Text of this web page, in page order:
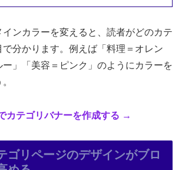
インカラーを変えると、読者がどのカテ
で分かります。例えば「料理＝オレン
ー」「美容＝ピンク」のようにカラーを
カテゴリバナーを作成する →
ゴリページのデザインがブロ